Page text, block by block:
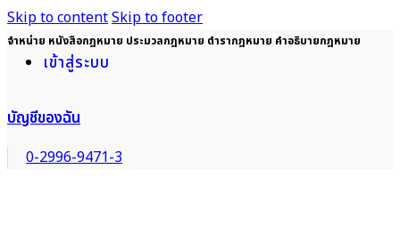
Skip to contentSkip to footer
จำหน่าย หนังสือกฎหมาย ประมวลกฎหมาย ตำรากฎหมาย คำอธิบายกฎหมาย
เข้าสู่ระบบ
บัญชีของฉัน
0-2996-9471-3